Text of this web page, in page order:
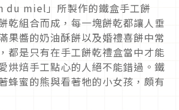
du miel」所製作的鐵盒手工餅
乾組合而成，每一塊餅乾都讓人垂
果醬的奶油酥餅以及婚禮喜餅中常
都是只有在手工餅乾禮盒當中才能
烘焙手工點心的人絕不能錯過。鐵
蜂蜜的熊與看著牠的小女孩，頗有